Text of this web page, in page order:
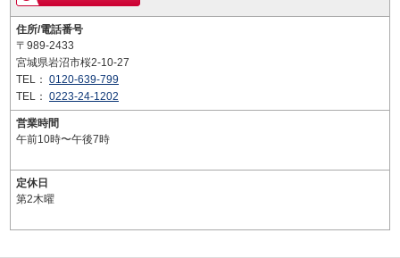
住所/電話番号
〒989-2433
宮城県岩沼市桜2-10-27
TEL： 0120-639-799
TEL： 0223-24-1202
営業時間
午前10時〜午後7時
定休日
第2木曜